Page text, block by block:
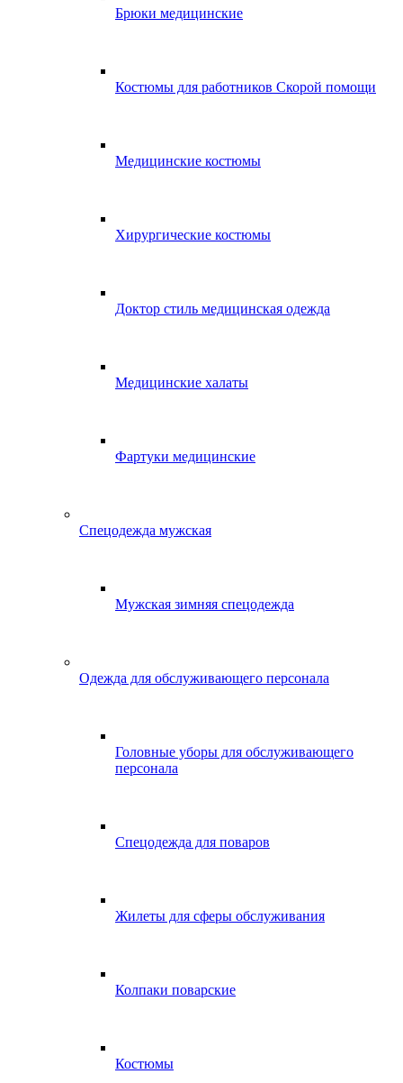
Брюки медицинские
Костюмы для работников Скорой помощи
Медицинские костюмы
Хирургические костюмы
Доктор стиль медицинская одежда
Медицинские халаты
Фартуки медицинские
Спецодежда мужская
Мужская зимняя спецодежда
Одежда для обслуживающего персонала
Головные уборы для обслуживающего
персонала
Спецодежда для поваров
Жилеты для сферы обслуживания
Колпаки поварские
Костюмы